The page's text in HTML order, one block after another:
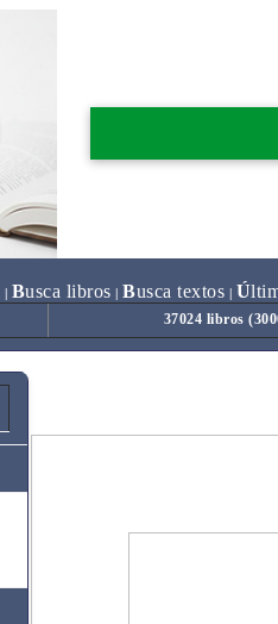
Busca libros Busca textos Ú
37024 libros